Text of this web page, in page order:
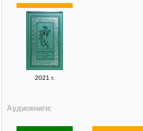
2021 г.
Аудиокниги: